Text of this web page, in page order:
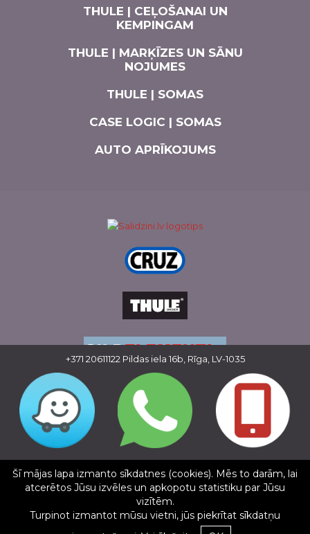
THULE | CEĻOŠANAI UN
KEMPINGAM
THULE | MARĶĪZES UN SĀNU
NOJUMES
THULE | SOMAS
CASE LOGIC | SOMAS
AUTO APRĪKOJUMS
Mājas lapas izstrāde WEBstyle.lv
+371 20611122 Pildas iela 16b, Rīga, LV-1035
Raivis Drukas Nams
5/5
12.03.2025
✕
Šī mājas lapa izmanto sīkdatnes (cookies). Mēs to darām, lai
atcerētos Jūsu izvēles un apkopotu statistiku par Jūsu
vizītēm.
Turpinot izmantot mūsu vietni, jūs piekrītat sīkdatņu